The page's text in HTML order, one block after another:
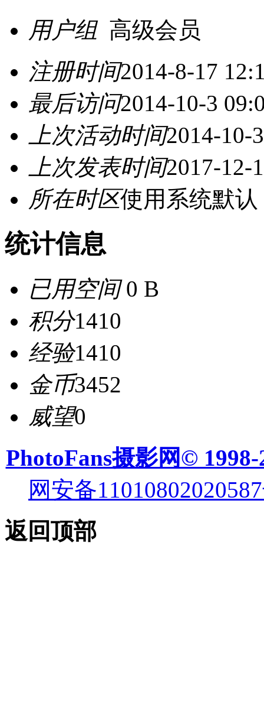
用户组 高级会员
注册时间2014-8-17
最后访问2014-10-3
上次活动时间2014-10-
上次发表时间2017-12-
所在时区使用系统默认
统计信息
已用空间0 B
积分1410
经验1410
金币3452
威望0
PhotoFans摄影网© 1998-
网安备
返回顶部